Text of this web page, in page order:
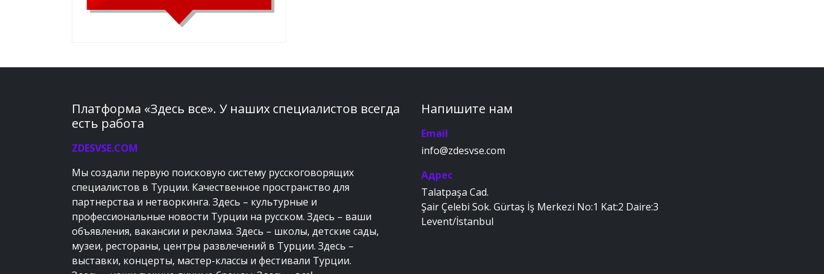
Платформа «Здесь все». У наших специалистов всегда
есть работа
ZDESVSE.COM
Мы создали первую поисковую систему русскоговорящих
специалистов в Турции. Качественное пространство для
партнерства и нетворкинга. Здесь – культурные и
профессиональные новости Турции на русском. Здесь – ваши
объявления, вакансии и реклама. Здесь – школы, детские сады,
музеи, рестораны, центры развлечений в Турции. Здесь –
выставки, концерты, мастер-классы и фестивали Турции.
Напишите нам
Email
info@zdesvse.com
Адрес
Talatpaşa Cad.
Şair Çelebi Sok. Gürtaş İş Merkezi No:1 Kat:2 Daire:3
Levent/İstanbul